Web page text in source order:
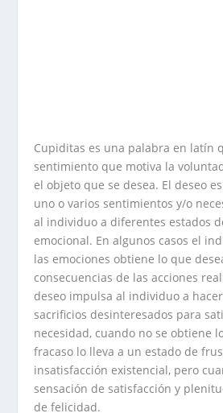
Cupiditas es una palabra en latín
sentimiento que motiva la
el objeto que se desea. El deseo
uno o varios sentimientos y/o
al individuo a diferentes estados
emocional. En algunos casos el
las emociones obtiene lo que
consecuencias de las acciones
deseo impulsa al individuo a
sacrificios desinteresados para
necesidad, cuando no se obtiene
fracaso lo lleva a un estado de
insatisfacción existencial, pero
sensación de satisfacción y
de felicidad.